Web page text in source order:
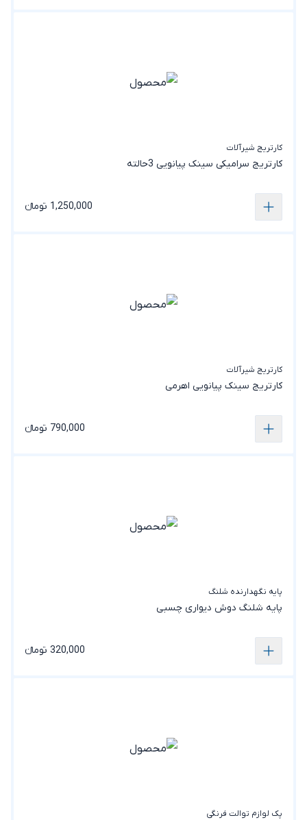
کارتریج شیرآلات
کارتریج سرامیکی سینک پیانویی 3حالته
1,250,000 تومانء
کارتریج شیرآلات
کارتریج سینک پیانویی اهرمی
790,000 تومانء
پایه نگهدارنده شلنگ
پایه شلنگ دوش دیواری چسبی
320,000 تومانء
پک لوازم توالت فرنگی